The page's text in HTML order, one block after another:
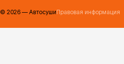
© 2026 — АвтосушиПравовая информация